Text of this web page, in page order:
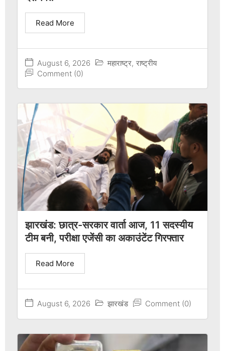
August 6, 2026 महाराष्ट्र, राष्ट्रीय
Comment (0)
Read More
झारखंड: छात्र-सरकार वार्ता आज, 11 सदस्यीय
टीम बनी, परीक्षा एजेंसी का अकाउंटेंट गिरफ्तार
August 6, 2026 झारखंड Comment (0)
Read More